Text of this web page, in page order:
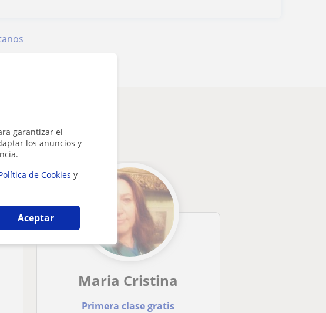
garantizar el
los anuncios y
de Cookies y
Aceptar
Maria Cristina
Primera clase gratis